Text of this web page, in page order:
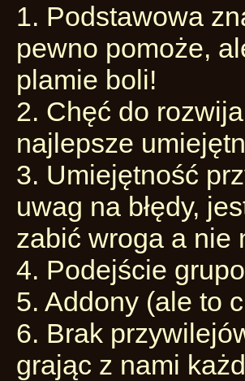
1. Podstawowa
pewno pomoże,
plamie boli!
2. Chęć do
najlepsze
3. Umiejętność
uwag na błędy,
zabić wroga a nie
4. Podejście
5. Addony (ale to
6. Brak
grając z nami